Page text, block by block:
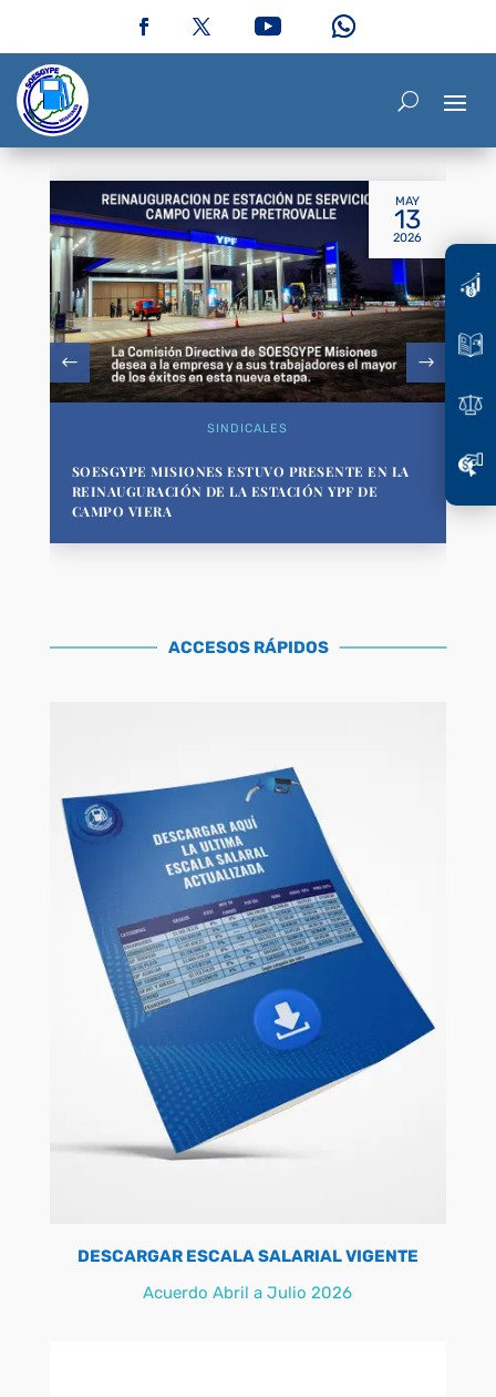
MAY
13
2026
SINDICALES
SOESGYPE MISIONES ESTUVO PRESENTE EN LA
REINAUGURACIÓN DE LA ESTACIÓN YPF DE
CAMPO VIERA
ACCESOS RÁPIDOS
DESCARGAR ESCALA SALARIAL VIGENTE
Acuerdo Abril a Julio 2026